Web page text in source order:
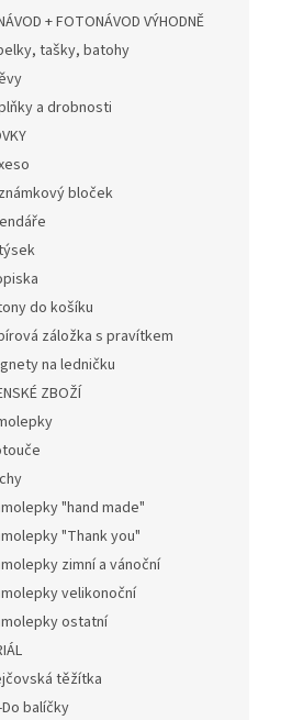
+ FOTONÁVOD VÝHODNĚ
tašky, batohy
a drobnosti
bloček
do košíku
záložka s pravítkem
na ledničku
ZBOŽÍ
"hand made"
"Thank you"
zimní a vánoční
velikonoční
ostatní
těžítka
balíčky